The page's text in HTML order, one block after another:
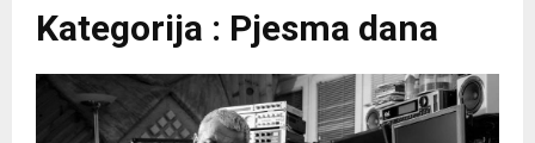
Kategorija : Pjesma dana